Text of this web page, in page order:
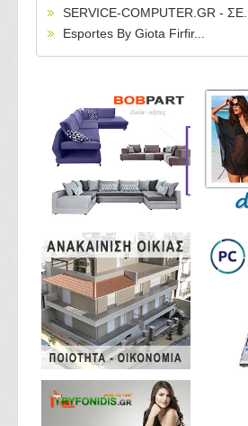
SERVICE-COMPUTER.GR - ΣΕ...
Esportes By Giota Firfir...